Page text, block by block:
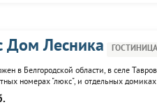
Дом Лесника ГОСТИНИЦА
в Белгородской области, в селе
номерах "люкс", и отдельных
кейтеринг, обслуживание в